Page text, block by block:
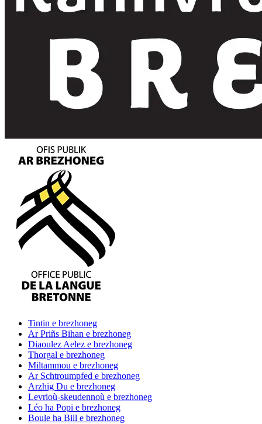
Tintin e brezhoneg
Ar Priñs Bihan e brezhoneg
Diaoulez Aelez e brezhoneg
Thorgal e brezhoneg
Miltammou e brezhoneg
Ar Schtroumpfed e brezhoneg
Arzhig Du e brezhoneg
Levrioù-skeudennoù e brezhoneg
Léo ha Popi e brezhoneg
Boule ha Bill e brezhoneg